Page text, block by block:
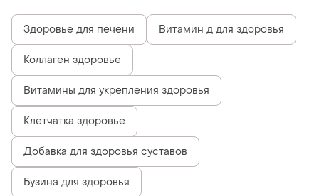
Здоровье для печени Витамин д для здоровья
Коллаген здоровье
Витамины для укрепления здоровья
Клетчатка здоровье
Добавка для здоровья суставов
Бузина для здоровья